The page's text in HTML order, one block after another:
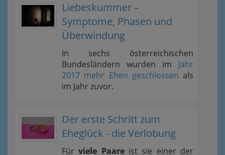
Liebeskummer –
Symptome, Phasen und
Überwindung
In sechs österreichischen
Bundesländern wurden im Jahr
2017 mehr Ehen geschlossen als
im Jahr zuvor.
Der erste Schritt zum
Eheglück - die Verlobung
Fürviele Paareist sie einer der